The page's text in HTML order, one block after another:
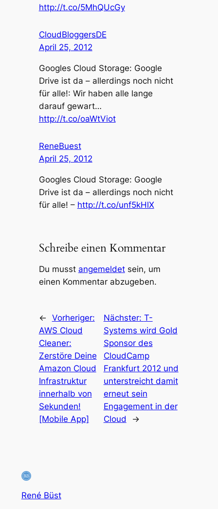
http://t.co/5MhQUcGy
CloudBloggersDE
April 25, 2012
Googles Cloud Storage: Google
Drive ist da – allerdings noch nicht
für alle!: Wir haben alle lange
darauf gewart…
http://t.co/oaWtViot
ReneBuest
April 25, 2012
Googles Cloud Storage: Google
Drive ist da – allerdings noch nicht
für alle! – http://t.co/unf5kHlX
Schreibe einen Kommentar
Du musst angemeldetsein, um
einen Kommentar abzugeben.
← Vorheriger:
AWS Cloud
Cleaner:
Zerstöre Deine
Amazon Cloud
Infrastruktur
innerhalb von
Sekunden!
[Mobile App]
Nächster: T-
Systems wird Gold
Sponsor des
CloudCamp
Frankfurt 2012 und
unterstreicht damit
erneut sein
Engagement in der
Cloud
→
René Büst